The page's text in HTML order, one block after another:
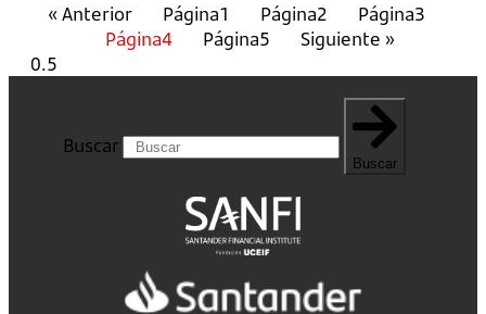
« Anterior Página1 Página2 Página3
Página4 Página5 Siguiente »
Buscar
Buscar